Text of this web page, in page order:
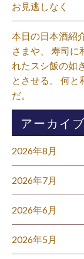
お見逃しなく⁡
本日の日本酒紹
さまや、 寿司に
れたスシ飯の如
とさせる。 何
だ。⁡
アーカイブ
2026年8月
2026年7月
2026年6月
2026年5月